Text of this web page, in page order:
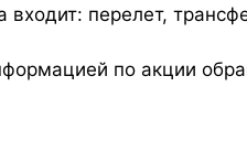
входит: перелет,
по акции